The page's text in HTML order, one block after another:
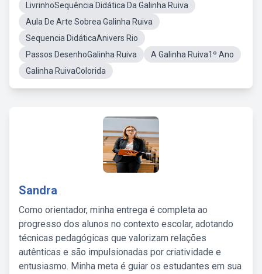
LivrinhoSequência Didática Da Galinha Ruiva
Aula De Arte Sobrea Galinha Ruiva
Sequencia DidáticaAnivers Rio
Passos DesenhoGalinha Ruiva
A Galinha Ruiva1º Ano
Galinha RuivaColorida
Sandra
Como orientador, minha entrega é completa ao
progresso dos alunos no contexto escolar, adotando
técnicas pedagógicas que valorizam relações
autênticas e são impulsionadas por criatividade e
entusiasmo. Minha meta é guiar os estudantes em sua